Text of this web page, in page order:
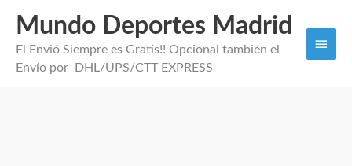
Mundo Deportes Madrid
El Envió Siempre es Gratis!! Opcional también el
Envío por DHL/UPS/CTT EXPRESS